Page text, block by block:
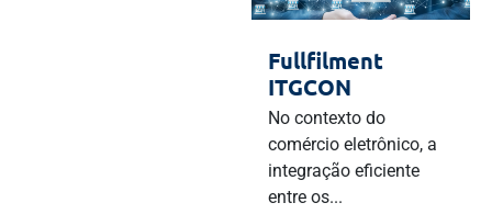
Fullfilment
ITGCON
No contexto do
comércio eletrônico, a
integração eficiente
entre os...